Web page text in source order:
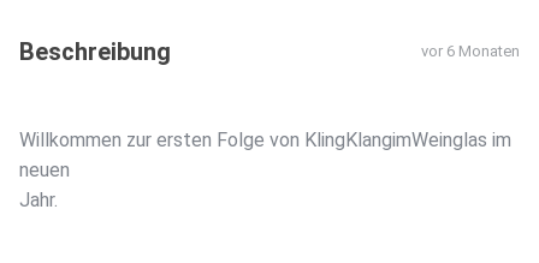
Beschreibung vor 6 Monaten
Willkommen zur ersten Folge von KlingKlangimWeinglas im
neuen
Jahr.